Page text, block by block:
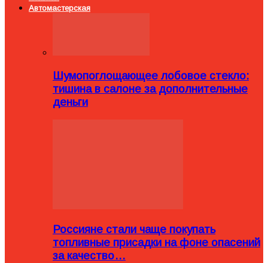
Автомастерская
Шумопоглощающее лобовое стекло:
тишина в салоне за дополнительные
деньги
Россияне стали чаще покупать
топливные присадки на фоне опасений
за качество…